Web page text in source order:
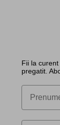
Fii la
pregatit.